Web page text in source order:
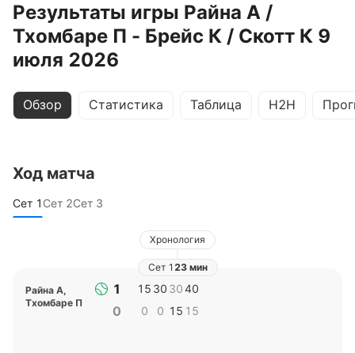
Результаты игры Райна А /
Тхомбаре П - Брейс К / Скотт К 9
июля 2026
Обзор Статистика Таблица H2H
Ход матча
Сет 1 Сет 2Сет 3
Хронология
Сет 1 23 мин
Райна А,
Тхомбаре П
1
0
15
0
30
0
30
15
40
15